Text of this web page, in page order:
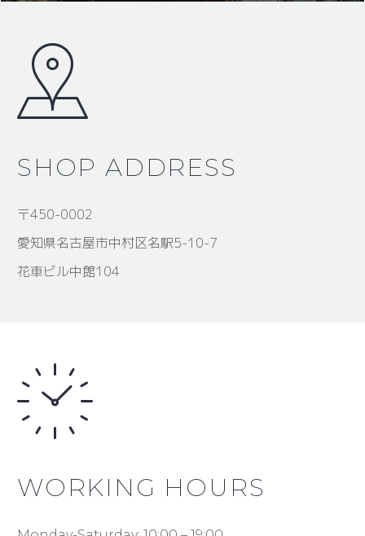
SHOP ADDRESS
〒450-0002
愛知県名古屋市中村区名駅5-10-7
花車ビル中館104
WORKING HOURS